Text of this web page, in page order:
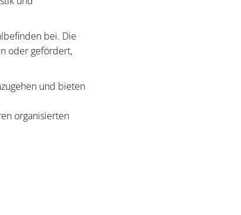
bei. Die
oder gefördert,
und bieten
organisierten